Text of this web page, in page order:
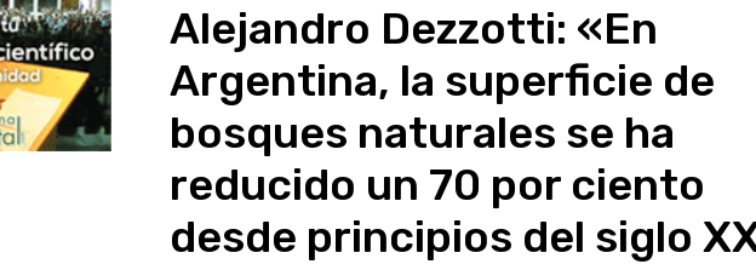
Alejandro Dezzotti: «En
Argentina, la superficie de
bosques naturales se ha
reducido un 70 por ciento
desde principios del siglo